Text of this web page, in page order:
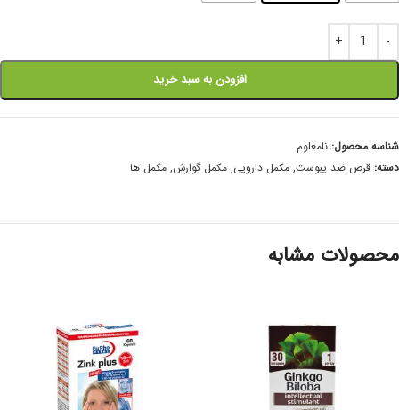
افزودن به سبد خرید
شناسه محصول: نامعلوم
دسته: قرص ضد یبوست, مکمل دارویی, مکمل گوارش, مکمل ها
محصولات مشابه